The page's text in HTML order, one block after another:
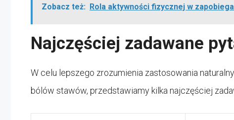
Zobacz też: Rola aktywności fizycznej w
Najczęściej zadawane
W celu lepszego zrozumienia zastosowania
bólów stawów, przedstawiamy kilka najczęściej